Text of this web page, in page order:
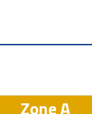
Zone A